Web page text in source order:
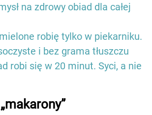
na zdrowy obiad dla całej
robię tylko w piekarniku.
i bez grama tłuszczu
robi się w 20 minut. Syci, a nie